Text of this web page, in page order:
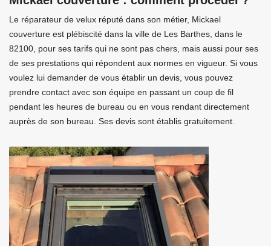
Le réparateur de velux réputé dans son métier, Mickael
couverture est plébiscité dans la ville de Les Barthes, dans le
82100, pour ses tarifs qui ne sont pas chers, mais aussi pour ses
de ses prestations qui répondent aux normes en vigueur. Si vous
voulez lui demander de vous établir un devis, vous pouvez
prendre contact avec son équipe en passant un coup de fil
pendant les heures de bureau ou en vous rendant directement
auprès de son bureau. Ses devis sont établis gratuitement.